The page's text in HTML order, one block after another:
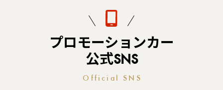
プロモーションカー
公式SNS
Official SNS